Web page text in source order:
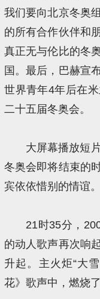
我们要向北京冬奥
的所有合作伙伴和
真正无与伦比的冬
国。最后，巴赫宣
世界青年4年后在
二十五届冬奥会。
大屏幕播放短
冬奥会即将结束的
宾依依惜别的情谊。
21时35分，
的动人歌声再次响
升起。主火炬“大
花》歌声中，燃烧